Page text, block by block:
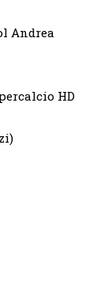
Andrea
HD